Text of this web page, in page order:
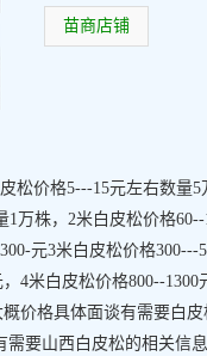
苗商店铺
松价格5---15元左右数量5
万株，2米白皮松价格60--
元3米白皮松价格300---
4米白皮松价格800--1300
概价格具体面谈有需要白
要山西白皮松的相关信